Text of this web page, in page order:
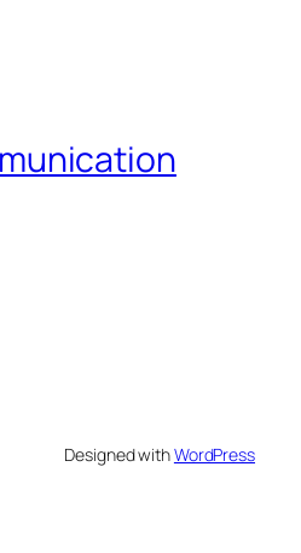
Designed withWordPress